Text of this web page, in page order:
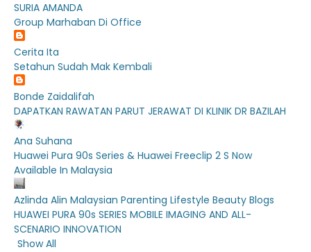
SURIA AMANDA
Group Marhaban Di Office
Cerita Ita
Setahun Sudah Mak Kembali
Bonde Zaidalifah
DAPATKAN RAWATAN PARUT JERAWAT DI KLINIK DR BAZILAH
Ana Suhana
Huawei Pura 90s Series & Huawei Freeclip 2 S Now
Available In Malaysia
Azlinda Alin Malaysian Parenting Lifestyle Beauty Blogs
HUAWEI PURA 90s SERIES MOBILE IMAGING AND ALL-
SCENARIO INNOVATION
Show All